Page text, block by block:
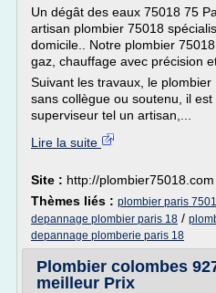
Un dégât des eaux 75018 75
artisan plombier 75018
domicile.. Notre plombier
gaz, chauffage avec précision
Suivant les travaux, le
sans collègue ou soutenu, il
superviseur tel un artisan,...
Lire la suite
Site : http://plombier75018.com
Thèmes liés : plombier paris
depannage plombier paris 18 /
depannage plomberie paris 18
Plombier colombes
meilleur Prix